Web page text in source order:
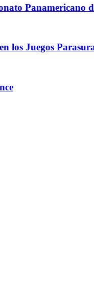
Panamericano
los Juegos